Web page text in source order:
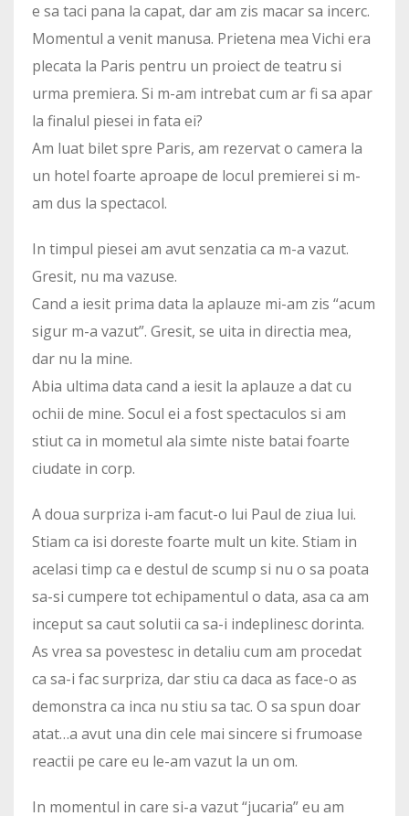
e sa taci pana la capat, dar am zis macar sa incerc.
Momentul a venit manusa. Prietena mea Vichi era
plecata la Paris pentru un proiect de teatru si
urma premiera. Si m-am intrebat cum ar fi sa apar
la finalul piesei in fata ei?
Am luat bilet spre Paris, am rezervat o camera la
un hotel foarte aproape de locul premierei si m-
am dus la spectacol.
In timpul piesei am avut senzatia ca m-a vazut.
Gresit, nu ma vazuse.
Cand a iesit prima data la aplauze mi-am zis “acum
sigur m-a vazut”. Gresit, se uita in directia mea,
dar nu la mine.
Abia ultima data cand a iesit la aplauze a dat cu
ochii de mine. Socul ei a fost spectaculos si am
stiut ca in mometul ala simte niste batai foarte
ciudate in corp.
A doua surpriza i-am facut-o lui Paul de ziua lui.
Stiam ca isi doreste foarte mult un kite. Stiam in
acelasi timp ca e destul de scump si nu o sa poata
sa-si cumpere tot echipamentul o data, asa ca am
inceput sa caut solutii ca sa-i indeplinesc dorinta.
As vrea sa povestesc in detaliu cum am procedat
ca sa-i fac surpriza, dar stiu ca daca as face-o as
demonstra ca inca nu stiu sa tac. O sa spun doar
atat…a avut una din cele mai sincere si frumoase
reactii pe care eu le-am vazut la un om.
In momentul in care si-a vazut “jucaria” eu am